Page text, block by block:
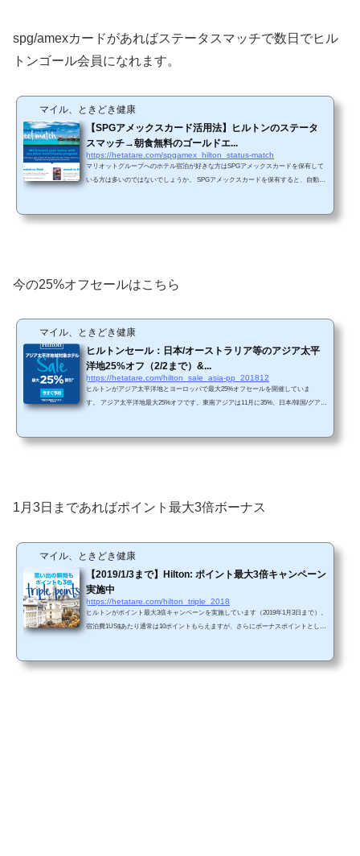
spg/amexカードがあればステータスマッチで数日でヒル
トンゴール会員になれます。
マイル、ときどき健康
【SPGアメックスカード活用法】ヒルトンのステータ
スマッチ→朝食無料のゴールドエ...
https://hetatare.com/spgamex_hilton_status-match
マリオットグループへのホテル宿泊が好きな方はSPGアメックスカードを保有して
いる方は多いのではないでしょうか。 SPGアメックスカードを保有すると、自動的
ドエリートゴールドエリートの主な特典は、客室アップグレード、宿泊時のボーナ
今の25%オフセールはこちら
マイル、ときどき健康
ヒルトンセール：日本/オーストラリア等のアジア太平
洋地25%オフ（2/2まで）&...
https://hetatare.com/hilton_sale_asia-pp_201812
ヒルトンがアジア太平洋地とヨーロッパで最大25%オフセールを開催していま
す。 アジア太平洋地最大25%オフです。東南アジアは11月に35%、日本/韓国/グアム
で・宿泊は2019年9月30日まで・予約キャンセルは返金されない点に注意しましょ
1月3日まであればポイント最大3倍ボーナス
マイル、ときどき健康
【2019/1/3まで】Hilton: ポイント最大3倍キャンペーン
実施中
https://hetatare.com/hilton_triple_2018
ヒルトンがポイント最大3倍キャンペーンを実施しています（2019年1月3日まで）。
宿泊費1US$あたり通常は10ポイントもらえますが、さらにボーナスポイントとし
は、ウォルドーフ・アストリア・ホテルズ＆リゾーツとコンラッド・ホテルズ＆リ